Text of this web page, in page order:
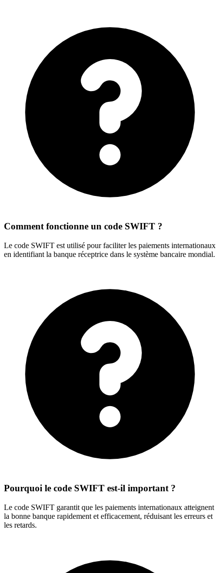
Comment fonctionne un code SWIFT ?
Le code SWIFT est utilisé pour faciliter les paiements internationaux
en identifiant la banque réceptrice dans le système bancaire mondial.
Pourquoi le code SWIFT est-il important ?
Le code SWIFT garantit que les paiements internationaux atteignent
la bonne banque rapidement et efficacement, réduisant les erreurs et
les retards.